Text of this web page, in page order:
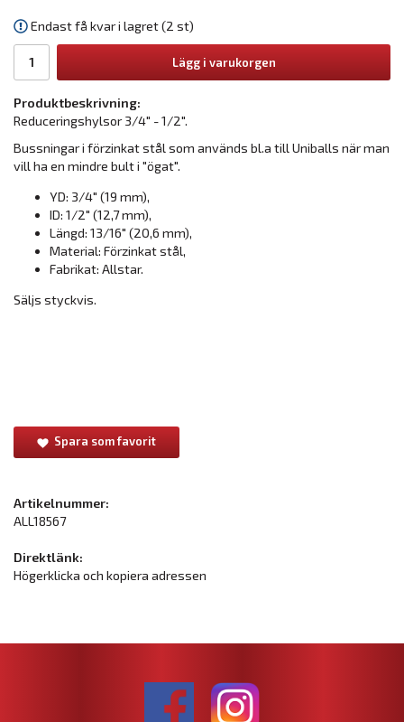
Endast få kvar i lagret (2 st)
Lägg i varukorgen
Produktbeskrivning:
Reduceringshylsor 3/4" - 1/2".
Bussningar i förzinkat stål som används bl.a till Uniballs när man
vill ha en mindre bult i "ögat".
YD: 3/4" (19 mm),
ID: 1/2" (12,7 mm),
Längd: 13/16" (20,6 mm),
Material: Förzinkat stål,
Fabrikat: Allstar.
Säljs styckvis.
Spara som favorit
Artikelnummer:
ALL18567
Direktlänk:
Högerklicka och kopiera adressen